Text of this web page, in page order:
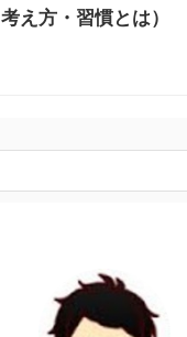
考え方・習慣とは）